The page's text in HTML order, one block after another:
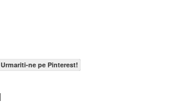
Urmariti-ne pe Pinterest!